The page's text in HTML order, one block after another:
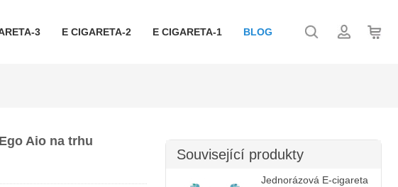
3 E CIGARETA-2 E CIGARETA-1 BLOG
Aio na trhu
Související produkty
Jednorázová E-cigareta